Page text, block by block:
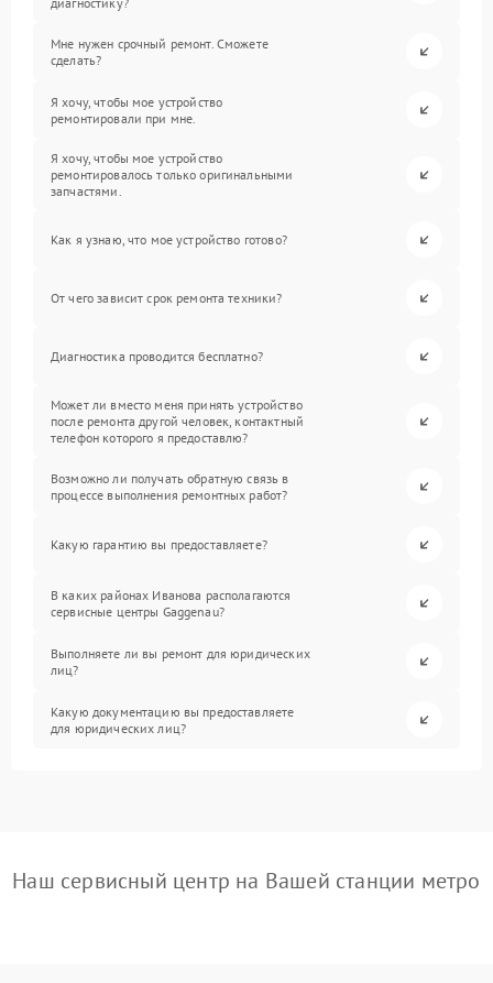
Мне нужен срочный ремонт. Сможете
сделать?
Я хочу, чтобы мое устройство
ремонтировали при мне.
Я хочу, чтобы мое устройство
ремонтировалось только оригинальными
запчастями.
Как я узнаю, что мое устройство готово?
От чего зависит срок ремонта техники?
Диагностика проводится бесплатно?
Может ли вместо меня принять устройство
после ремонта другой человек, контактный
телефон которого я предоставлю?
Возможно ли получать обратную связь в
процессе выполнения ремонтных работ?
Какую гарантию вы предоставляете?
В каких районах Иванова располагаются
сервисные центры Gaggenau?
Выполняете ли вы ремонт для юридических
лиц?
Какую документацию вы предоставляете
для юридических лиц?
Наш сервисный центр на Вашей станции метро